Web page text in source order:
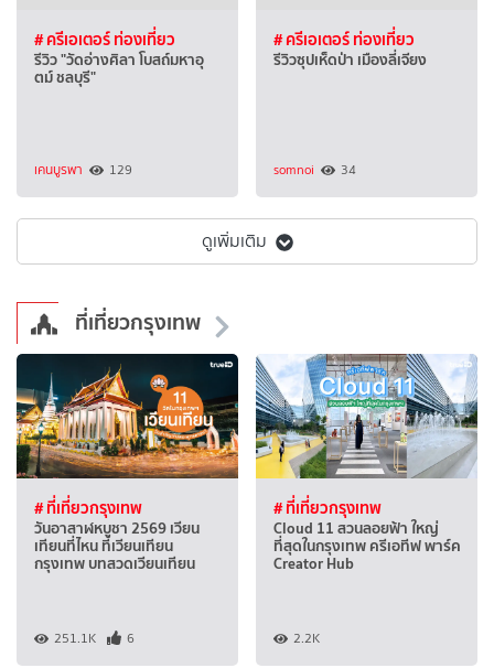
# ครีเอเตอร์ ท่องเที่ยว
รีวิว "วัดอ่างศิลา โบสถ์มหาอุ
ตม์ ชลบุรี"
เคนบูรพา 129
# ครีเอเตอร์ ท่องเที่ยว
รีวิวซุปเห็ดป่า เมืองลี่เจียง
somnoi 34
ดูเพิ่มเติม
ที่เที่ยวกรุงเทพ
# ที่เที่ยวกรุงเทพ
วันอาสาฬหบูชา 2569 เวียน
เทียนที่ไหน ที่เวียนเทียน
กรุงเทพ บทสวดเวียนเทียน
251.1K 6
# ที่เที่ยวกรุงเทพ
Cloud 11 สวนลอยฟ้า ใหญ่
ที่สุดในกรุงเทพ ครีเอทีฟ พาร์ค
Creator Hub
2.2K